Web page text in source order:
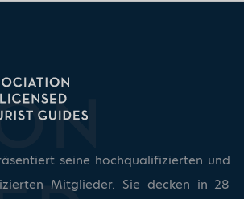
seine hochqualifizierten und
Mitglieder. Sie decken in 28